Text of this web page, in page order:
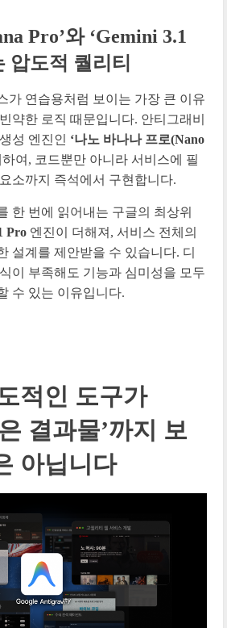
Pro’와 ‘Gemini 3.1
압도적 퀄리티
가 연습용처럼 보이는 가장 큰 이유
약한 로직 때문입니다. 안티그래비
성 엔진인 ‘나노 바나나 프로(Nano
여, 코드뿐만 아니라 서비스에 필
소까지 즉석에서 구현합니다.
한 번에 읽어내는 구글의 최상위
Pro 엔진이 더해져, 서비스 전체의
설계를 제안받을 수 있습니다. 디
이 부족해도 기능과 심미성을 모두
수 있는 이유입니다.
적인 도구가
결과물’까지 보
아닙니다